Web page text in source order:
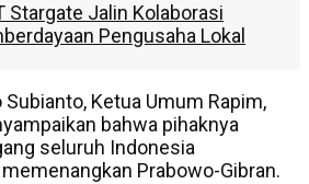
Stargate Jalin Kolaborasi
Pengusaha Lokal
Subianto, Ketua Umum Rapim,
bahwa pihaknya
seluruh Indonesia
Prabowo-Gibran.